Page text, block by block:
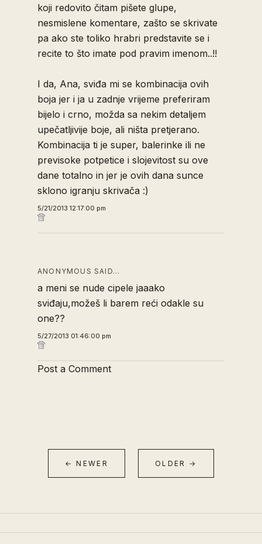
koji redovito čitam pišete glupe,
nesmislene komentare, zašto se skrivate
pa ako ste toliko hrabri predstavite se i
recite to što imate pod pravim imenom..!!
I da, Ana, sviđa mi se kombinacija ovih
boja jer i ja u zadnje vrijeme preferiram
bijelo i crno, možda sa nekim detaljem
upečatljivije boje, ali ništa pretjerano.
Kombinacija ti je super, balerinke ili ne
previsoke potpetice i slojevitost su ove
dane totalno in jer je ovih dana sunce
sklono igranju skrivača :)
5/21/2013 12:17:00 pm
ANONYMOUS SAID…
a meni se nude cipele jaaako
sviđaju,možeš li barem reći odakle su
one??
5/27/2013 01:46:00 pm
Post a Comment
← NEWER OLDER →